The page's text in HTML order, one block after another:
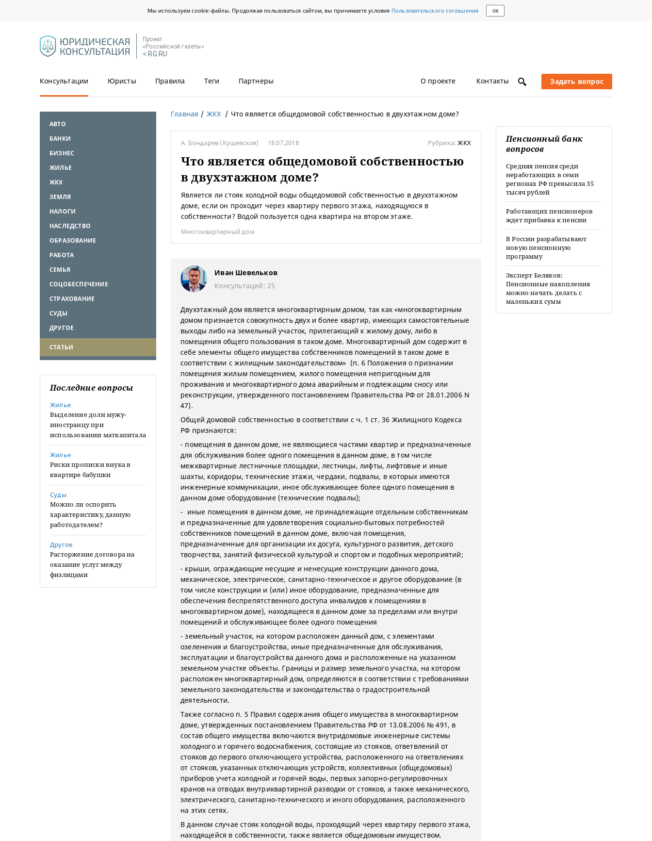
Мы используем cookie-файлы. Продолжая пользоваться сайтом, вы принимаете условия Пользовательского соглашения ОК
Проект
«Российской газеты»
< RG.RU
Консультации Юристы Правила Теги Партнеры О проекте Контакты Задать вопрос
АВТО
БАНКИ
БИЗНЕС
ЖИЛЬЕ
ЖКХ
ЗЕМЛЯ
НАЛОГИ
НАСЛЕДСТВО
ОБРАЗОВАНИЕ
РАБОТА
СЕМЬЯ
СОЦОБЕСПЕЧЕНИЕ
СТРАХОВАНИЕ
СУДЫ
ДРУГОЕ
СТАТЬИ
Последние вопросы
Жилье
Выделение доли мужу-
иностранцу при
использовании маткапитала
Жилье
Риски прописки внука в
квартире бабушки
Суды
Можно ли оспорить
характеристику, данную
работодателем?
Другое
Расторжение договора на
оказание услуг между
физлицами
Главная ЖКХ Что является общедомовой собственностью в двухэтажном доме?
А. Бондарев (Кущевская) 18.07.2018 Рубрика:ЖКХ
Что является общедомовой собственностью
в двухэтажном доме?
Является ли стояк холодной воды общедомовой собственностью в двухэтажном
доме, если он проходит через квартиру первого этажа, находящуюся в
собственности? Водой пользуется одна квартира на втором этаже.
Многоквартирный дом
Иван Шевельков
Консультаций: 25
Двухэтажный дом является многоквартирным домом, так как «многоквартирным
домом признается совокупность двух и более квартир, имеющих самостоятельные
выходы либо на земельный участок, прилегающий к жилому дому, либо в
помещения общего пользования в таком доме. Многоквартирный дом содержит в
себе элементы общего имущества собственников помещений в таком доме в
соответствии с жилищным законодательством» (п. 6 Положения о признании
помещения жилым помещением, жилого помещения непригодным для
проживания и многоквартирного дома аварийным и подлежащим сносу или
реконструкции, утвержденного постановлением Правительства РФ от 28.01.2006 N
47).
Общей домовой собственностью в соответствии с ч. 1 ст. 36 Жилищного Кодекса
РФ признаются:
- помещения в данном доме, не являющиеся частями квартир и предназначенные
для обслуживания более одного помещения в данном доме, в том числе
межквартирные лестничные площадки, лестницы, лифты, лифтовые и иные
шахты, коридоры, технические этажи, чердаки, подвалы, в которых имеются
инженерные коммуникации, иное обслуживающее более одного помещения в
данном доме оборудование (технические подвалы);
- иные помещения в данном доме, не принадлежащие отдельным собственникам
и предназначенные для удовлетворения социально-бытовых потребностей
собственников помещений в данном доме, включая помещения,
предназначенные для организации их досуга, культурного развития, детского
творчества, занятий физической культурой и спортом и подобных мероприятий;
- крыши, ограждающие несущие и ненесущие конструкции данного дома,
механическое, электрическое, санитарно-техническое и другое оборудование (в
том числе конструкции и (или) иное оборудование, предназначенные для
обеспечения беспрепятственного доступа инвалидов к помещениям в
многоквартирном доме), находящееся в данном доме за пределами или внутри
помещений и обслуживающее более одного помещения
- земельный участок, на котором расположен данный дом, с элементами
озеленения и благоустройства, иные предназначенные для обслуживания,
эксплуатации и благоустройства данного дома и расположенные на указанном
земельном участке объекты. Границы и размер земельного участка, на котором
расположен многоквартирный дом, определяются в соответствии с требованиями
земельного законодательства и законодательства о градостроительной
деятельности.
Также согласно п. 5 Правил содержания общего имущества в многоквартирном
доме, утвержденных постановлением Правительства РФ от 13.08.2006 № 491, в
состав общего имущества включаются внутридомовые инженерные системы
холодного и горячего водоснабжения, состоящие из стояков, ответвлений от
стояков до первого отключающего устройства, расположенного на ответвлениях
от стояков, указанных отключающих устройств, коллективных (общедомовых)
приборов учета холодной и горячей воды, первых запорно-регулировочных
кранов на отводах внутриквартирной разводки от стояков, а также механического,
электрического, санитарно-технического и иного оборудования, расположенного
на этих сетях.
В данном случае стояк холодной воды, проходящий через квартиру первого этажа,
находящейся в собственности, также является общедомовым имуществом.
Пенсионный банк
вопросов
Средняя пенсия среди
неработающих в семи
регионах РФ превысила 35
тысяч рублей
Работающих пенсионеров
ждет прибавка к пенсии
В России разрабатывают
новую пенсионную
программу
Эксперт Беляков:
Пенсионные накопления
можно начать делать с
маленьких сумм